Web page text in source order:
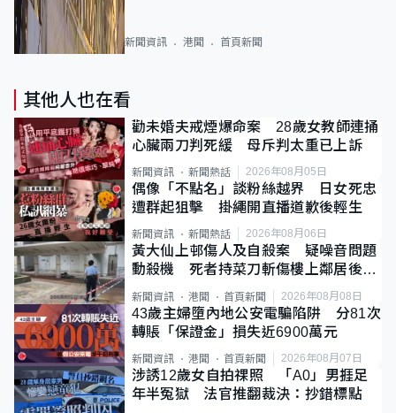
新聞資訊 港聞 首頁新聞
其他人也在看
勸未婚夫戒煙爆命案 28歲女教師連捅
心臟兩刀判死緩 母斥判太重已上訴
新聞資訊 新聞熱話 2026年08月05日
偶像「不點名」談粉絲越界 日女死忠
遭群起狙擊 掛繩開直播道歉後輕生
新聞資訊 新聞熱話 2026年08月06日
黃大仙上邨傷人及自殺案 疑噪音問題
動殺機 死者持菜刀斬傷樓上鄰居後墮
新聞資訊 港聞 首頁新聞 2026年08月08日
43歲主婦墮內地公安電騙陷阱 分81次
轉賬「保證金」損失近6900萬元
新聞資訊 港聞 首頁新聞 2026年08月07日
涉誘12歲女自拍祼照 「A0」男捱足
年半冤獄 法官推翻裁決：抄錯標點